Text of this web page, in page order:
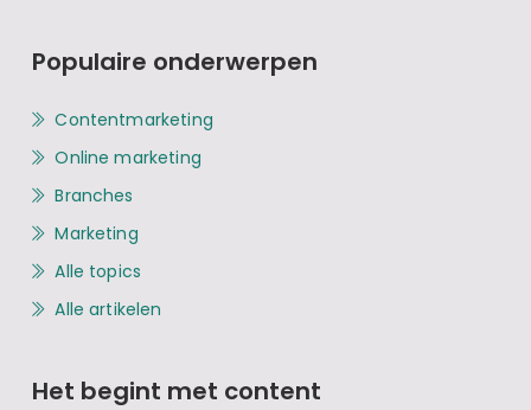
Populaire onderwerpen
Contentmarketing
Online marketing
Branches
Marketing
Alle topics
Alle artikelen
Het begint met content